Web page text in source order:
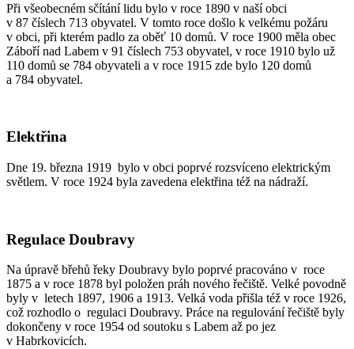
Při všeobecném sčítání lidu bylo v roce 1890 v naší obci
v 87 číslech 713 obyvatel. V tomto roce došlo k velkému požáru
v obci, při kterém padlo za oběť 10 domů. V roce 1900 měla obec
Záboří nad Labem v 91 číslech 753 obyvatel, v roce 1910 bylo už
110 domů se 784 obyvateli a v roce 1915 zde bylo 120 domů
a 784 obyvatel.
Elektřina
Dne 19. března 1919 bylo v obci poprvé rozsvíceno elektrickým
světlem. V roce 1924 byla zavedena elektřina též na nádraží.
Regulace Doubravy
Na úpravě břehů řeky Doubravy bylo poprvé pracováno v roce
1875 a v roce 1878 byl položen práh nového řečiště. Velké povodně
byly v letech 1897, 1906 a 1913. Velká voda přišla též v roce 1926,
což rozhodlo o regulaci Doubravy. Práce na regulování řečiště byly
dokončeny v roce 1954 od soutoku s Labem až po jez
v Habrkovicích.